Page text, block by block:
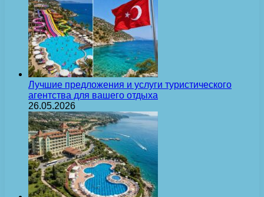
Лучшие предложения и услуги туристического
агентства для вашего отдыха
26.05.2026